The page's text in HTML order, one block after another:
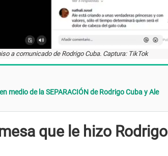
a comunicado de Rodrigo Cuba. Captura: TikTok
medio de la SEPARACIÓN de Rodrigo Cuba y Ale
que le hizo Rodrigo